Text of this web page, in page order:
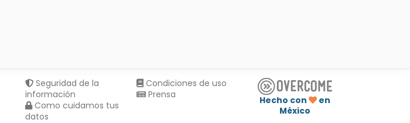
Seguridad de la
información
Como cuidamos tus
datos
Condiciones de uso
Prensa
Hecho con
en
México